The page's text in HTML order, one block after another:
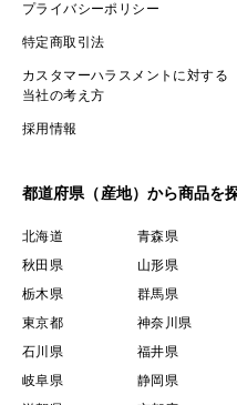
プライバシーポリシー
特定商取引法
カスタマーハラスメントに対する
当社の考え方
採用情報
都道府県（産地）から商品を
北海道 青森県
秋田県
山形県
栃木県
群馬県
東京都
神奈川県
石川県
福井県
岐阜県
静岡県